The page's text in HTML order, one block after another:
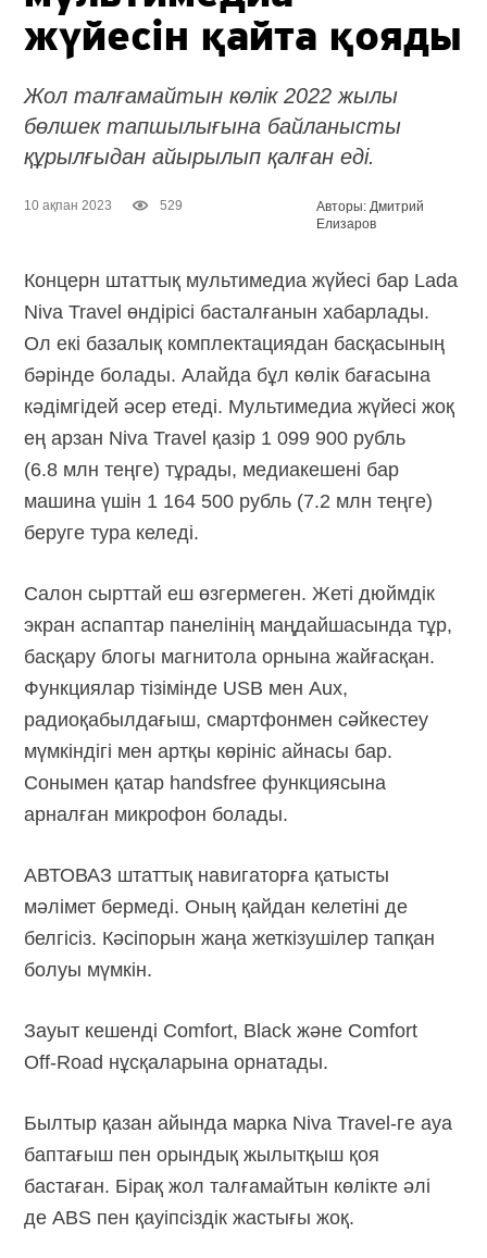
жүйесін қайта қояды
Жол талғамайтын көлік 2022 жылы
бөлшек тапшылығына байланысты
құрылғыдан айырылып қалған еді.
10 ақпан 2023 529
Авторы: Дмитрий
Елизаров
Концерн штаттық мультимедиа жүйесі бар Lada
Niva Travel өндірісі басталғанын хабарлады.
Ол екі базалық комплектациядан басқасының
бәрінде болады. Алайда бұл көлік бағасына
кәдімгідей әсер етеді. Мультимедиа жүйесі жоқ
ең арзан Niva Travel қазір 1 099 900 рубль
(6.8 млн теңге) тұрады, медиакешені бар
машина үшін 1 164 500 рубль (7.2 млн теңге)
беруге тура келеді.
Салон сырттай еш өзгермеген. Жеті дюймдік
экран аспаптар панелінің маңдайшасында тұр,
басқару блогы магнитола орнына жайғасқан.
Функциялар тізімінде USB мен Aux,
радиоқабылдағыш, смартфонмен сәйкестеу
мүмкіндігі мен артқы көрініс айнасы бар.
Сонымен қатар handsfree функциясына
арналған микрофон болады.
АВТОВАЗ штаттық навигаторға қатысты
мәлімет бермеді. Оның қайдан келетіні де
белгісіз. Кәсіпорын жаңа жеткізушілер тапқан
болуы мүмкін.
Зауыт кешенді Comfort, Black және Comfort
Off-Road нұсқаларына орнатады.
Былтыр қазан айында марка NivaTravel-ге ауа
баптағыш пен орындық жылытқыш қоя
бастаған. Бірақ жол талғамайтын көлікте әлі
де ABS пен қауіпсіздік жастығы жоқ.